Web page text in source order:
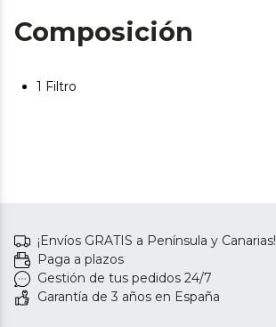
Composición
1 Filtro
¡Envíos GRATIS a Península y Canarias!
Paga a plazos
Gestión de tus pedidos 24/7
Garantía de 3 años en España